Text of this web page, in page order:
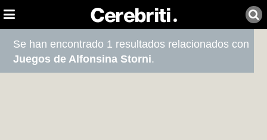
Se han encontrado 1 resultados relacionados con
Juegos de Alfonsina Storni.